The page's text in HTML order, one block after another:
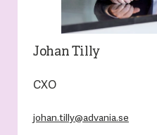
Johan Tilly
CXO
johan.tilly@advania.se